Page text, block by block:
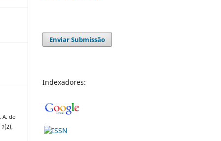
A. do
1(2),
Enviar Submissão
Indexadores: